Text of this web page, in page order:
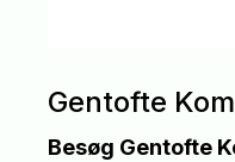
Gentofte
Besøg Gentofte